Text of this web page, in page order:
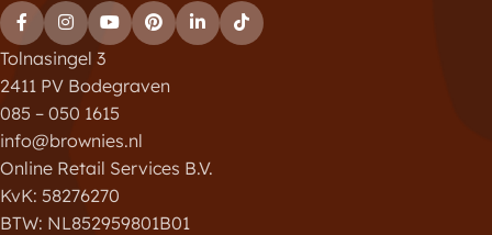
Tolnasingel 3
2411 PV Bodegraven
085 – 050 1615
info@brownies.nl
Online Retail Services B.V.
KvK: 58276270
BTW: NL852959801B01